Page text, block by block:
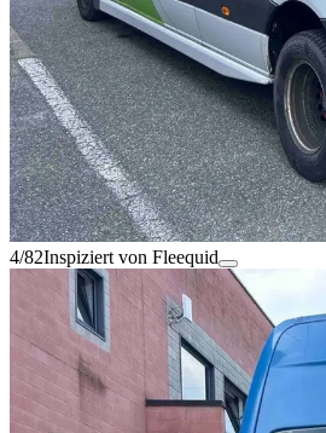
4/82Inspiziert von Fleequid